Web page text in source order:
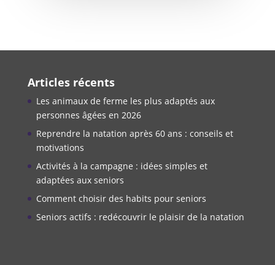
Articles récents
Les animaux de ferme les plus adaptés aux
personnes âgées en 2026
Reprendre la natation après 60 ans : conseils et
motivations
Activités à la campagne : idées simples et
adaptées aux seniors
Comment choisir des habits pour seniors
Seniors actifs : redécouvrir le plaisir de la natation